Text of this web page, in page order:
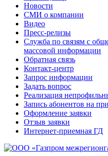
Новости
СМИ о компании
Видео
Пресс-релизы
Служба по связям с
массовой информации
Обратная связь
Контакт-центр
Запрос информации
Задать вопрос
Реализация
Запись абонентов на
Оформление заявки
Отзыв заявки
Интернет-приемная ГД